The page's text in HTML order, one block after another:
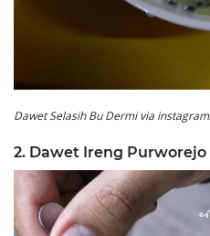
Dawet Selasih Bu Dermi via
2. Dawet Ireng Purworejo